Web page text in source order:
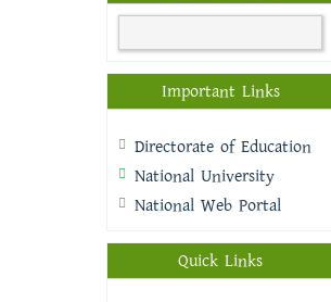
Important Links
Directorate of Education
National University
National Web Portal
Quick Links